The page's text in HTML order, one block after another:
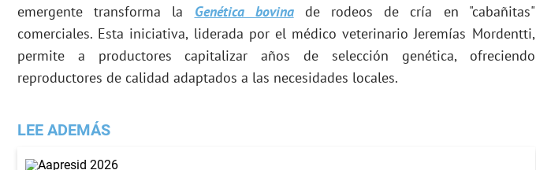
emergente transforma la Genética bovinade rodeos de cría en "cabañitas"
comerciales. Esta iniciativa, liderada por el médico veterinario Jeremías Mordentti,
permite a productores capitalizar años de selección genética, ofreciendo
reproductores de calidad adaptados a las necesidades locales.
LEE ADEMÁS